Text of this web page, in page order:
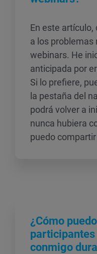
En este
a los problemas
webinars. He
anticipada por
Si lo prefiere,
la pestaña del
podrá volver a
nunca hubiera
puedo
¿Cómo
conmigo